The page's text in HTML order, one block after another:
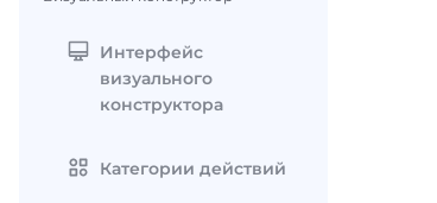
Интерфейс
визуального
конструктора
Категории действий